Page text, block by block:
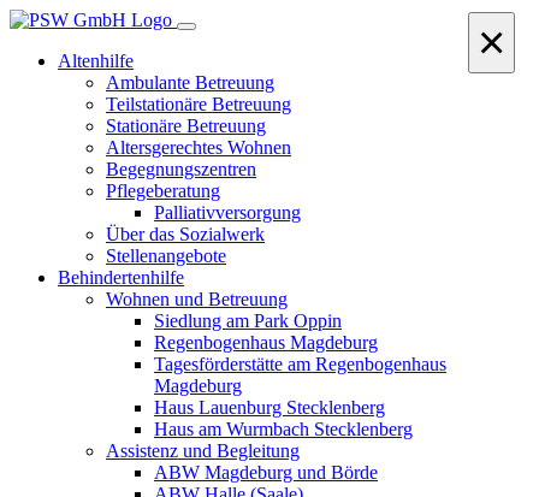
Altenhilfe
Ambulante Betreuung
Teilstationäre Betreuung
Stationäre Betreuung
Altersgerechtes Wohnen
Begegnungszentren
Pflegeberatung
Palliativversorgung
Über das Sozialwerk
Stellenangebote
Behindertenhilfe
Wohnen und Betreuung
Siedlung am Park Oppin
Regenbogenhaus Magdeburg
Tagesförderstätte am Regenbogenhaus
Magdeburg
Haus Lauenburg Stecklenberg
Haus am Wurmbach Stecklenberg
Assistenz und Begleitung
ABW Magdeburg und Börde
×